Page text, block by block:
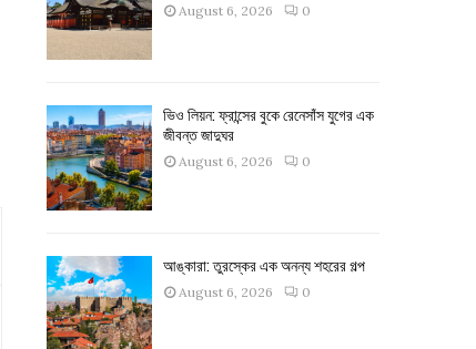
August 6, 2026 0
ভিও লিয়ন: ফ্রান্সের বুকে রেনেসাঁস যুগের এক
জীবন্ত জাদুঘর
August 6, 2026 0
আঙ্কারা: তুরস্কের এক অনন্য শহরের গল্প
August 6, 2026 0